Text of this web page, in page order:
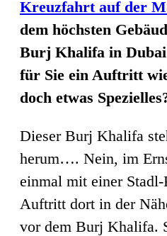
Kreuzfahrt auf der
dem höchsten
Burj Khalifa in
für Sie ein Auftritt
doch etwas
Dieser Burj Khalifa
herum…. Nein, im
einmal mit einer
Auftritt dort in der
vor dem Burj Khalifa.